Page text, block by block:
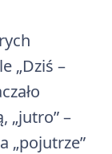
„Dziś –
„jutro” –
„pojutrze”